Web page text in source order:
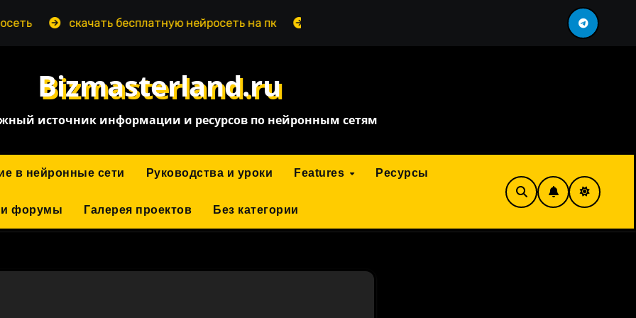
скачать бесплатную нейросеть на пк нейросеть перефразировка сервис искусственного
Bizmasterland.ru
источник информации и ресурсов по нейронным сетям
в нейронные сети Руководства и уроки Features Ресурсы
и форумы Галерея проектов Без категории